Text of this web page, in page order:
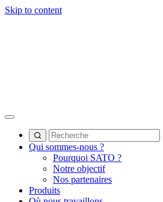
Skip to content
Qui sommes-nous ?
Pourquoi SATO ?
Notre objectif
Nos partenaires
Produits